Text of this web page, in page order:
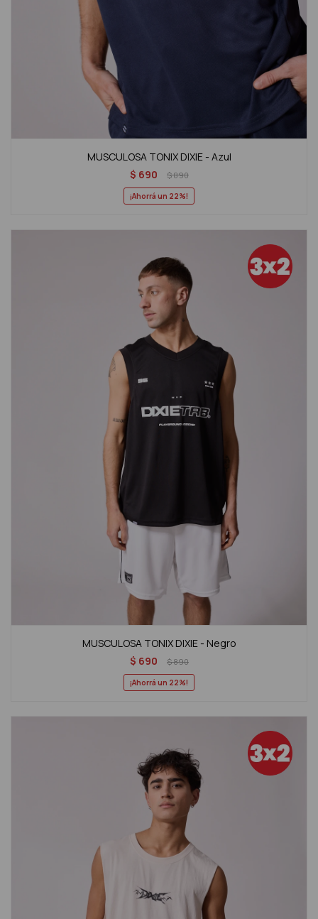
MUSCULOSA TONIX DIXIE - Azul
$ 690 $890
22
MUSCULOSA TONIX DIXIE - Negro
$ 690 $890
22